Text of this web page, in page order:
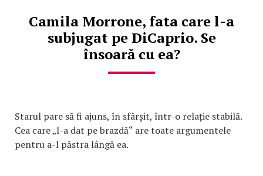
Camila Morrone, fata care l-a
subjugat pe DiCaprio. Se
însoară cu ea?
Starul pare să fi ajuns, în sfârșit, într-o relație stabilă.
Cea care „l-a dat pe brazdă“ are toate argumentele
pentru a-l păstra lângă ea.